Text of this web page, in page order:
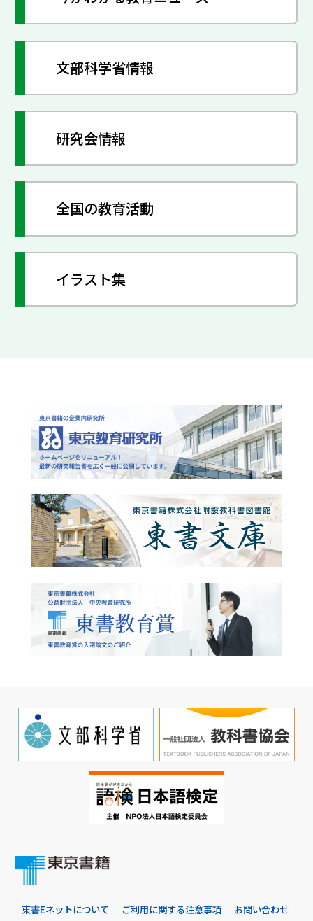
文部科学省情報
研究会情報
全国の教育活動
イラスト集
東書Eネットについて ご利用に関する注意事項
お問い合わせ